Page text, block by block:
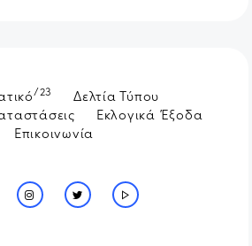
/23
Δελτία Τύπου
Εκλογικά Έξοδα
Επικοινωνία